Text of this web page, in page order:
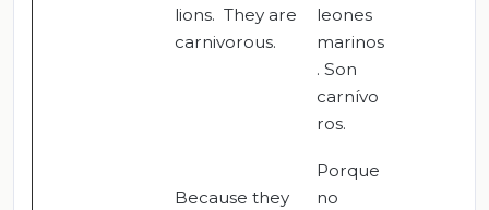
lions. They are
carnivorous.
leones
marinos
. Son
carnívo
ros.
Because they
Porque
no